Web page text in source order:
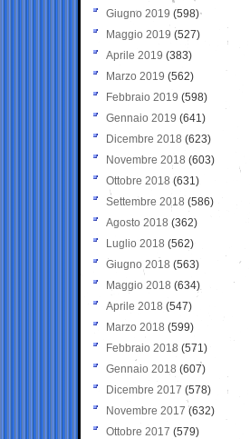
Giugno 2019 (598)
Maggio 2019 (527)
Aprile 2019 (383)
Marzo 2019 (562)
Febbraio 2019 (598)
Gennaio 2019 (641)
Dicembre 2018 (623)
Novembre 2018 (603)
Ottobre 2018 (631)
Settembre 2018 (586)
Agosto 2018 (362)
Luglio 2018 (562)
Giugno 2018 (563)
Maggio 2018 (634)
Aprile 2018 (547)
Marzo 2018 (599)
Febbraio 2018 (571)
Gennaio 2018 (607)
Dicembre 2017 (578)
Novembre 2017 (632)
Ottobre 2017 (579)